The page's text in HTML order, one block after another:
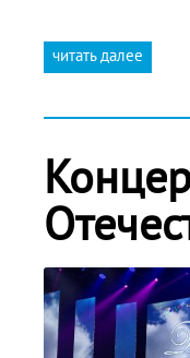
читать далее